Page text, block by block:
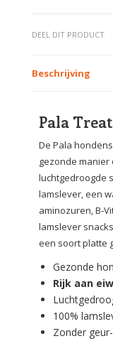
DEEL DIT PRODUCT
Beschrijving
Pala
De Pala
gezonde manier
luchtgedroogde
lamslever, een
aminozuren, B-
lamslever
een soort platte
Gezonde
Rijk aan
100%
Zonder